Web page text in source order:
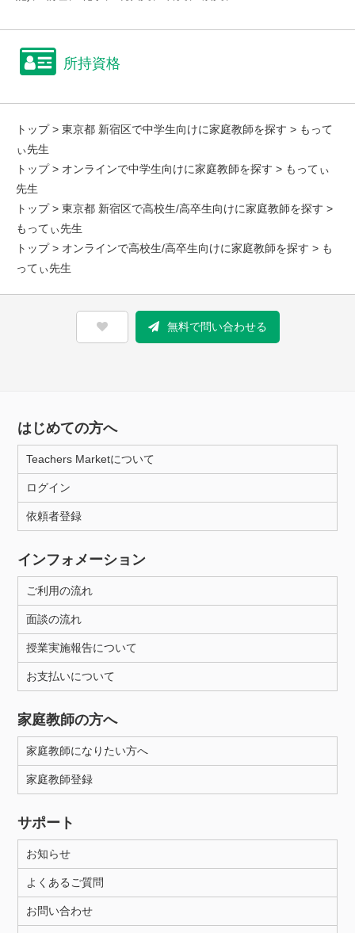
所持資格
トップ> 東京都 新宿区で中学生向けに家庭教師を探す > もって
ぃ先生
トップ> オンラインで中学生向けに家庭教師を探す > もってぃ
先生
トップ> 東京都 新宿区で高校生/高卒生向けに家庭教師を探す >
もってぃ先生
トップ> オンラインで高校生/高卒生向けに家庭教師を探す > も
ってぃ先生
無料で問い合わせる
はじめての方へ
Teachers Marketについて
ログイン
依頼者登録
インフォメーション
ご利用の流れ
面談の流れ
授業実施報告について
お支払いについて
家庭教師の方へ
家庭教師になりたい方へ
家庭教師登録
サポート
お知らせ
よくあるご質問
お問い合わせ